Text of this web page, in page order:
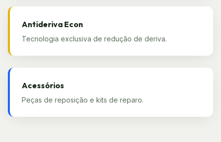
Antideriva Econ
Tecnologia exclusiva de redução de deriva.
Acessórios
Peças de reposição e kits de reparo.